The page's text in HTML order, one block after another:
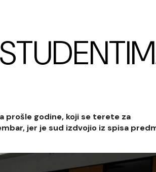
prošle godine, koji se terete za
jer je sud izdvojio iz spisa